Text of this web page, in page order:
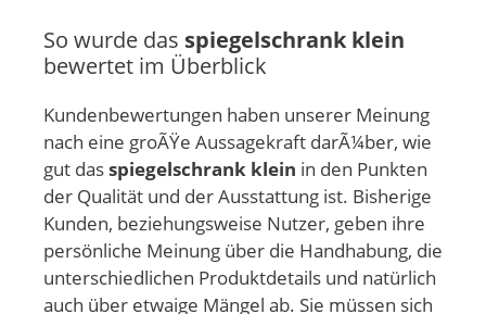
So wurde das spiegelschrank klein
bewertet im Überblick
Kundenbewertungen haben unserer Meinung
nach eine groÃŸe Aussagekraft darÃ¼ber, wie
gut dasspiegelschrank klein in den Punkten
der Qualität und der Ausstattung ist. Bisherige
Kunden, beziehungsweise Nutzer, geben ihre
persönliche Meinung über die Handhabung, die
unterschiedlichen Produktdetails und natürlich
auch über etwaige Mängel ab. Sie müssen sich